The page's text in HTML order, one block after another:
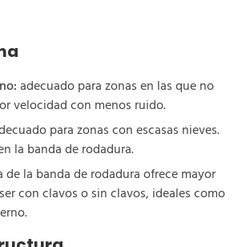
adecuado para zonas en las que no
velocidad con menos ruido.
para zonas con escasas nieves.
la banda de rodadura.
de la banda de rodadura ofrece mayor
con clavos o sin clavos, ideales como